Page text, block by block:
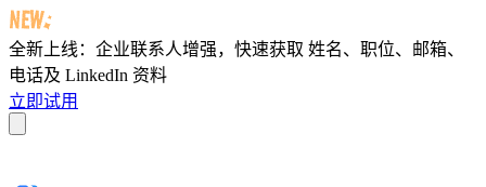
全新上线：企业联系人增强，快速获取 姓名、职位、邮箱、
电话及 LinkedIn 资料
立即试用